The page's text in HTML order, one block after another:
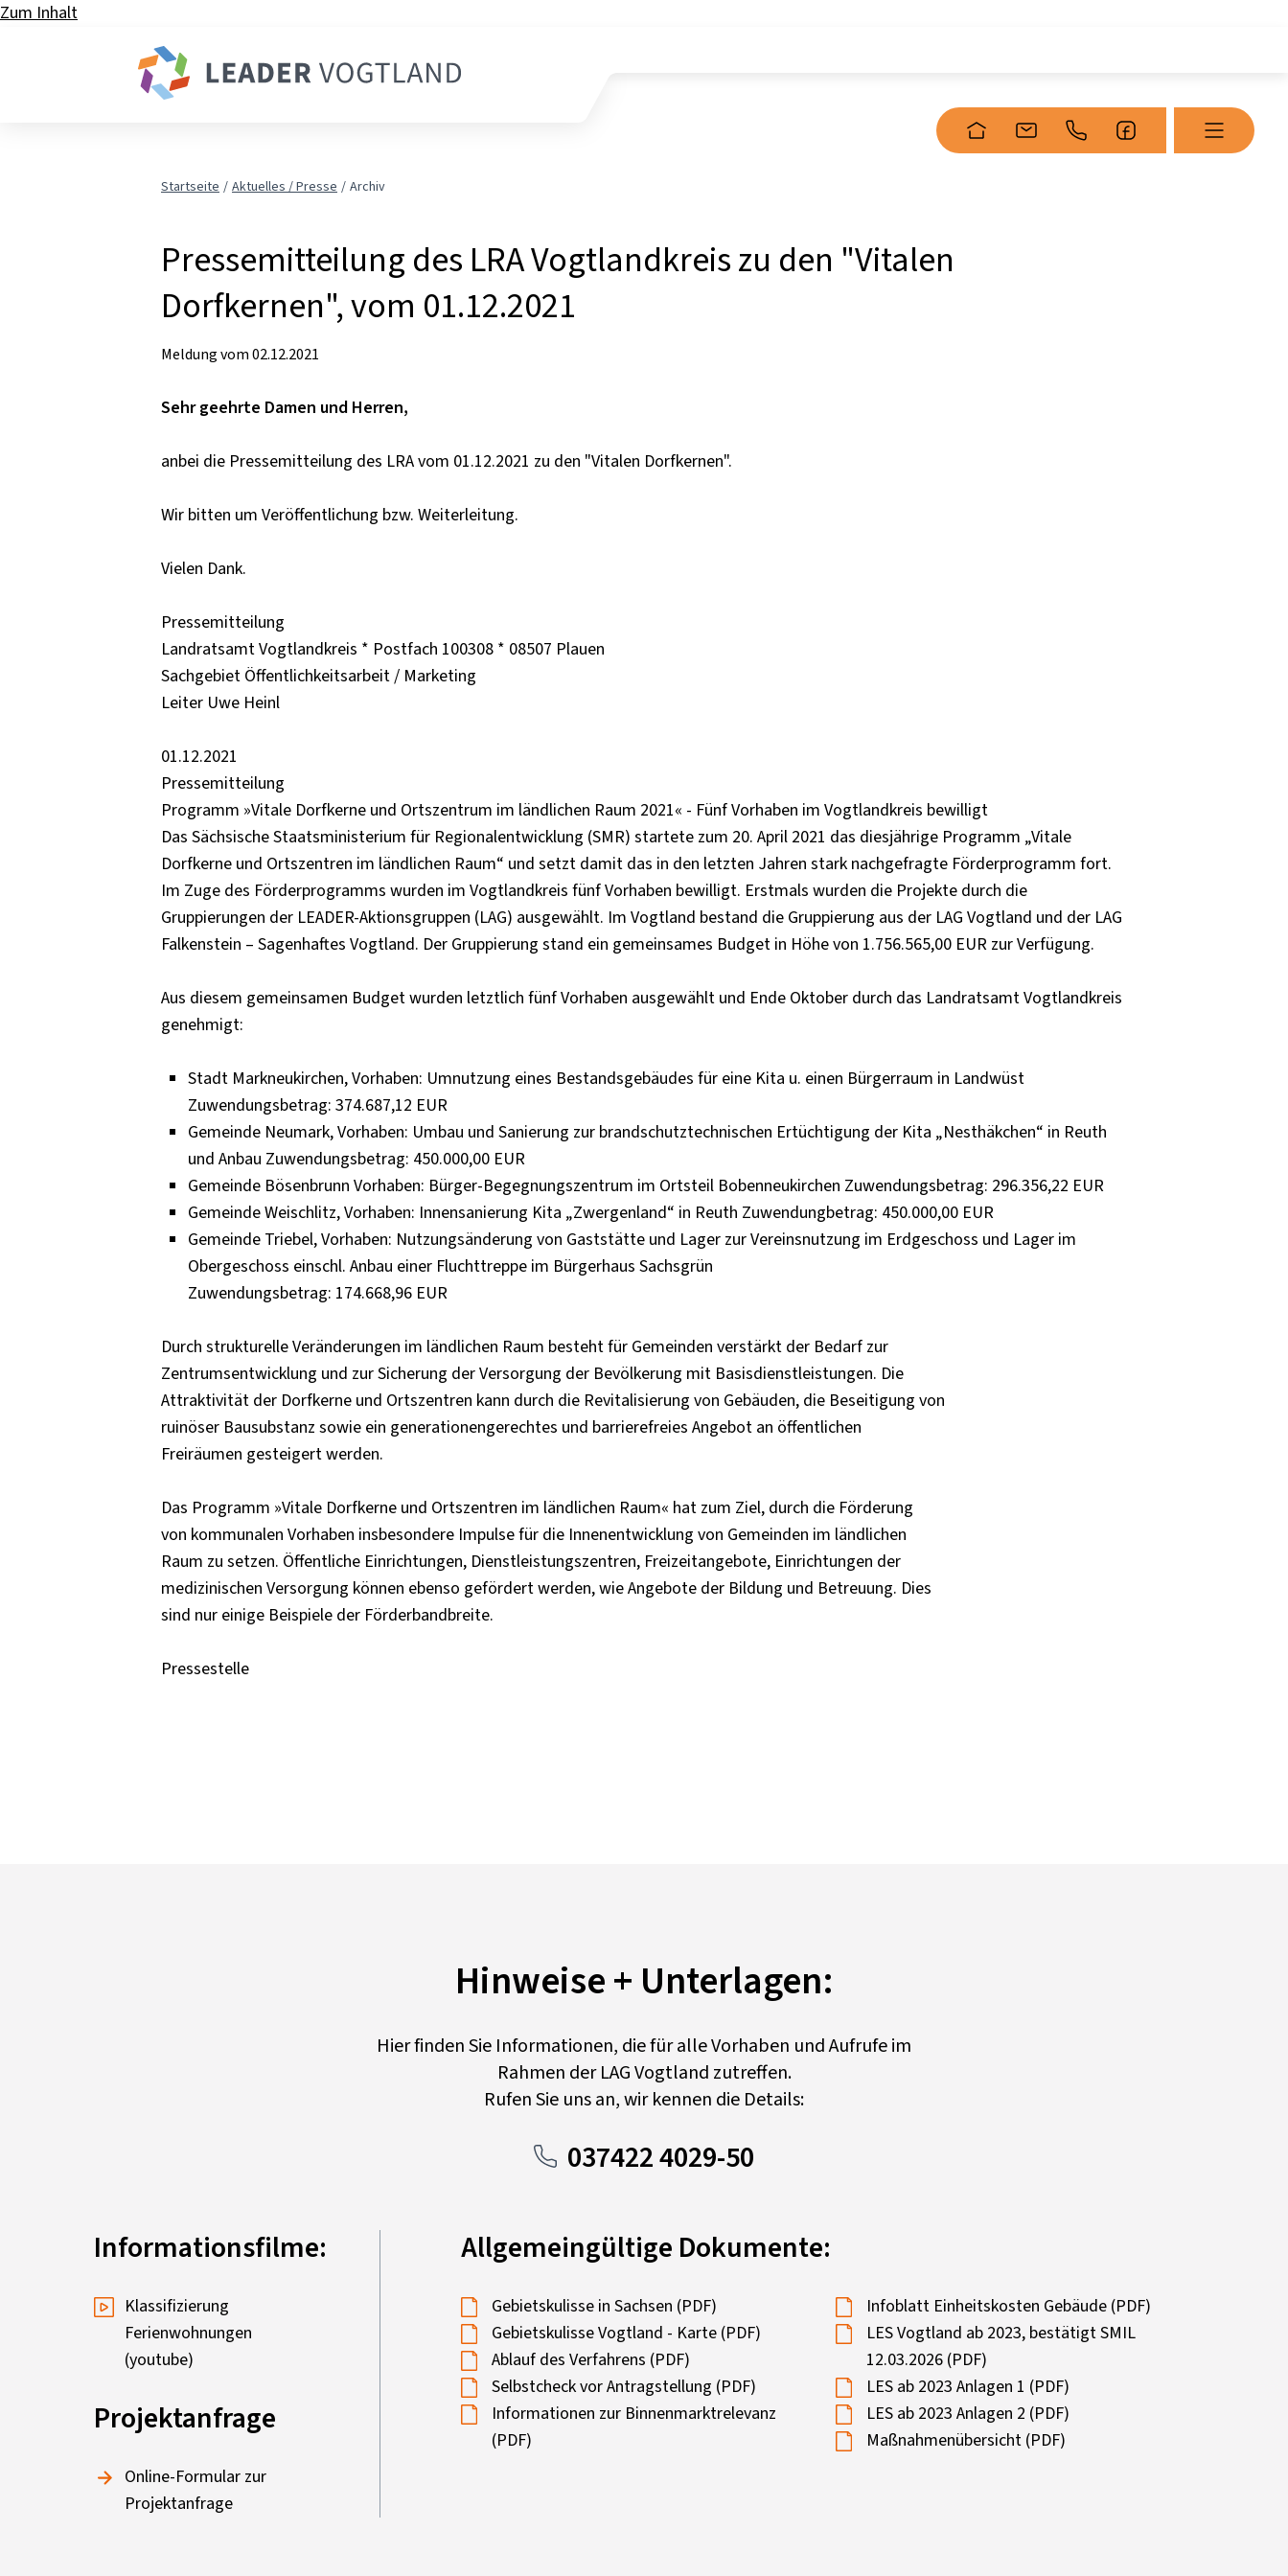
Zum Inhalt
Startseite Aktuelles / Presse Archiv
Pressemitteilung des LRA Vogtlandkreis zu den "Vitalen
Dorfkernen", vom 01.12.2021
Meldung vom02.12.2021
Sehr geehrte Damen und Herren,
anbei die Pressemitteilung des LRA vom 01.12.2021 zu den "Vitalen Dorfkernen".
Wir bitten um Veröffentlichung bzw. Weiterleitung.
Vielen Dank.
Pressemitteilung
Landratsamt Vogtlandkreis * Postfach 100308 * 08507 Plauen
Sachgebiet Öffentlichkeitsarbeit / Marketing
Leiter Uwe Heinl
01.12.2021
Pressemitteilung
Programm »Vitale Dorfkerne und Ortszentrum im ländlichen Raum 2021« - Fünf Vorhaben im Vogtlandkreis bewilligt
Das Sächsische Staatsministerium für Regionalentwicklung (SMR) startete zum 20. April 2021 das diesjährige Programm „Vitale
Dorfkerne und Ortszentren im ländlichen Raum“ und setzt damit das in den letzten Jahren stark nachgefragte Förderprogramm fort.
Im Zuge des Förderprogramms wurden im Vogtlandkreis fünf Vorhaben bewilligt. Erstmals wurden die Projekte durch die
Gruppierungen der LEADER-Aktionsgruppen (LAG) ausgewählt. Im Vogtland bestand die Gruppierung aus der LAG Vogtland und der LAG
Falkenstein – Sagenhaftes Vogtland. Der Gruppierung stand ein gemeinsames Budget in Höhe von 1.756.565,00 EUR zur Verfügung.
Aus diesem gemeinsamen Budget wurden letztlich fünf Vorhaben ausgewählt und Ende Oktober durch das Landratsamt Vogtlandkreis
genehmigt:
Stadt Markneukirchen, Vorhaben: Umnutzung eines Bestandsgebäudes für eine Kita u. einen Bürgerraum in Landwüst
Zuwendungsbetrag: 374.687,12 EUR
Gemeinde Neumark, Vorhaben: Umbau und Sanierung zur brandschutztechnischen Ertüchtigung der Kita „Nesthäkchen“ in Reuth
und Anbau Zuwendungsbetrag: 450.000,00 EUR
Gemeinde Bösenbrunn Vorhaben: Bürger-Begegnungszentrum im Ortsteil Bobenneukirchen Zuwendungsbetrag: 296.356,22 EUR
Gemeinde Weischlitz, Vorhaben: Innensanierung Kita „Zwergenland“ in Reuth Zuwendungbetrag: 450.000,00 EUR
Gemeinde Triebel, Vorhaben: Nutzungsänderung von Gaststätte und Lager zur Vereinsnutzung im Erdgeschoss und Lager im
Obergeschoss einschl. Anbau einer Fluchttreppe im Bürgerhaus Sachsgrün
Zuwendungsbetrag: 174.668,96 EUR
Durch strukturelle Veränderungen im ländlichen Raum besteht für Gemeinden verstärkt der Bedarf zur
Zentrumsentwicklung und zur Sicherung der Versorgung der Bevölkerung mit Basisdienstleistungen. Die
Attraktivität der Dorfkerne und Ortszentren kann durch die Revitalisierung von Gebäuden, die Beseitigung von
ruinöser Bausubstanz sowie ein generationengerechtes und barrierefreies Angebot an öffentlichen
Freiräumen gesteigert werden.
Das Programm »Vitale Dorfkerne und Ortszentren im ländlichen Raum« hat zum Ziel, durch die Förderung
von kommunalen Vorhaben insbesondere Impulse für die Innenentwicklung von Gemeinden im ländlichen
Raum zu setzen. Öffentliche Einrichtungen, Dienstleistungszentren, Freizeitangebote, Einrichtungen der
medizinischen Versorgung können ebenso gefördert werden, wie Angebote der Bildung und Betreuung. Dies
sind nur einige Beispiele der Förderbandbreite.
Pressestelle
Hinweise + Unterlagen:
Hier finden Sie Informationen, die für alle Vorhaben und Aufrufe im
Rahmen der LAG Vogtland zutreffen.
Rufen Sie uns an, wir kennen die Details:
037422 4029-50
Informationsfilme:
Klassifizierung
Ferienwohnungen
(youtube)
Projektanfrage
Online-Formular zur
Projektanfrage
Allgemeingültige Dokumente:
Gebietskulisse in Sachsen (PDF)
Gebietskulisse Vogtland - Karte (PDF)
Ablauf des Verfahrens (PDF)
Selbstcheck vor Antragstellung (PDF)
Informationen zur Binnenmarktrelevanz
(PDF)
Infoblatt Einheitskosten Gebäude (PDF)
LES Vogtland ab 2023, bestätigt SMIL
12.03.2026 (PDF)
LES ab 2023 Anlagen 1 (PDF)
LES ab 2023 Anlagen 2 (PDF)
Maßnahmenübersicht (PDF)